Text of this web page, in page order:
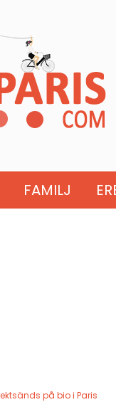
FAMILJ
på bio i Paris